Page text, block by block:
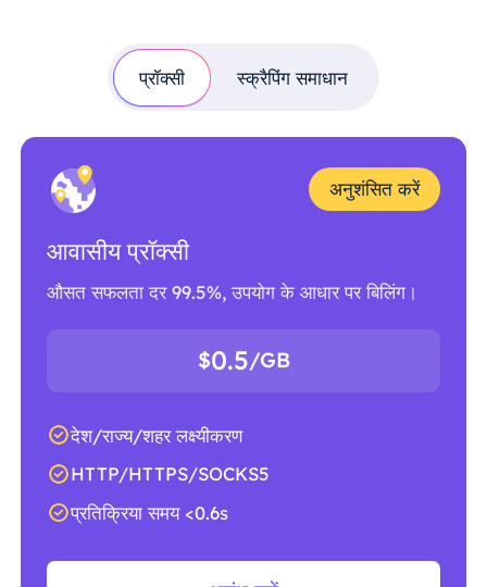
प्रॉक्सी स्क्रैपिंग समाधान
अनुशंसित करें
आवासीय प्रॉक्सी
औसत सफलता दर 99.5%, उपयोग के आधार पर बिलिंग।
$0.5/GB
देश/राज्य/शहर लक्ष्यीकरण
HTTP/HTTPS/SOCKS5
प्रतिक्रिया समय <0.6s